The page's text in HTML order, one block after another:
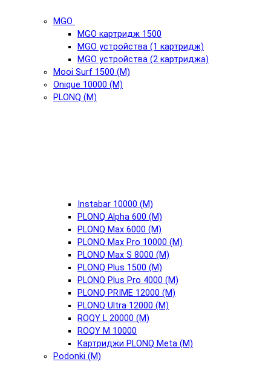
MGO
MGO картридж 1500
MGO устройства (1 картридж)
MGO устройства (2 картриджа)
Mooi Surf 1500 (М)
Onique 10000 (М)
PLONQ (М)
Instabar 10000 (М)
PLONQ Alpha 600 (М)
PLONQ Max 6000 (М)
PLONQ Max Pro 10000 (М)
PLONQ Max S 8000 (М)
PLONQ Plus 1500 (М)
PLONQ Plus Pro 4000 (М)
PLONQ PRIME 12000 (М)
PLONQ Ultra 12000 (М)
ROQY L 20000 (М)
ROQY M 10000
Картриджи PLONQ Meta (М)
Podonki (М)